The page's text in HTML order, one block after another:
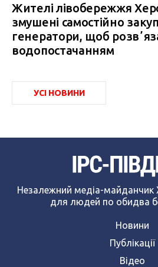
Жителі лівобережжя
змушені самостійно
генератори, щоб
водопостачанням
УСІ НОВИНИ
Незалежний медіа-майданчик
для людей по обидва
Новини
Публікації
Відео